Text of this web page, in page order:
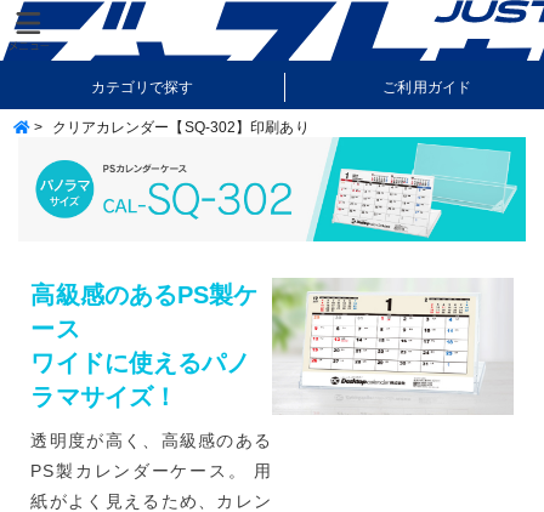
カテゴリで探す ご利用ガイド
納期・送料について
> クリアカレンダー【SQ-302】印刷あり
高級感のあるPS製ケ
ース
ワイドに使えるパノ
ラマサイズ！
透明度が高く、高級感のある
PS製カレンダーケース。 用
紙がよく見えるため、カレン